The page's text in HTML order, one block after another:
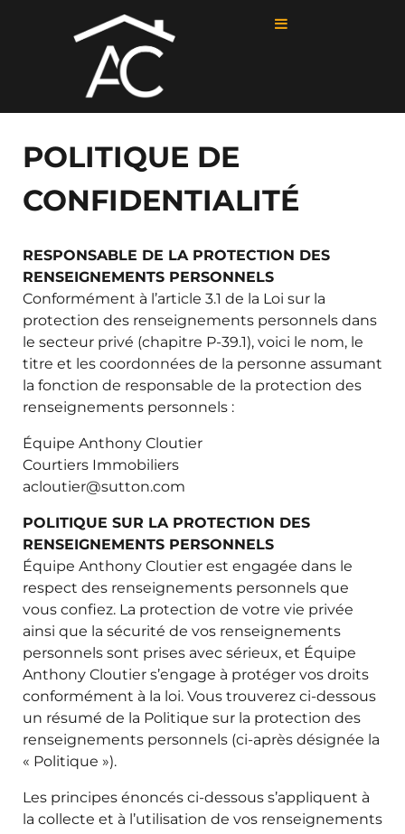
POLITIQUE DE
CONFIDENTIALITÉ
RESPONSABLE DE LA PROTECTION DES
RENSEIGNEMENTS PERSONNELS
Conformément à l’article 3.1 de la Loi sur la
protection des renseignements personnels dans
le secteur privé (chapitre P-39.1), voici le nom, le
titre et les coordonnées de la personne assumant
la fonction de responsable de la protection des
renseignements personnels :
Équipe Anthony Cloutier
Courtiers Immobiliers
acloutier@sutton.com
POLITIQUE SUR LA PROTECTION DES
RENSEIGNEMENTS PERSONNELS
Équipe Anthony Cloutier est engagée dans le
respect des renseignements personnels que
vous confiez. La protection de votre vie privée
ainsi que la sécurité de vos renseignements
personnels sont prises avec sérieux, et Équipe
Anthony Cloutier s’engage à protéger vos droits
conformément à la loi. Vous trouverez ci-dessous
un résumé de la Politique sur la protection des
renseignements personnels (ci-après désignée la
« Politique »).
Les principes énoncés ci-dessous s’appliquent à
la collecte et à l’utilisation de vos renseignements